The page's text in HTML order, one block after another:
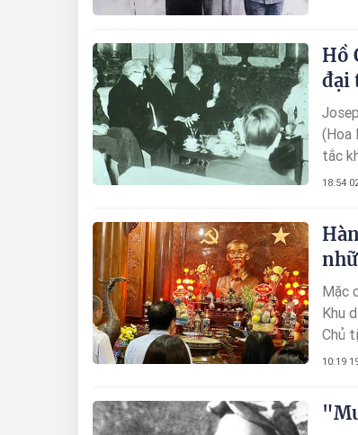
Hồ
đại
(Hoa
tắc
18:54
Mặc
Khu
Chủ
10:19